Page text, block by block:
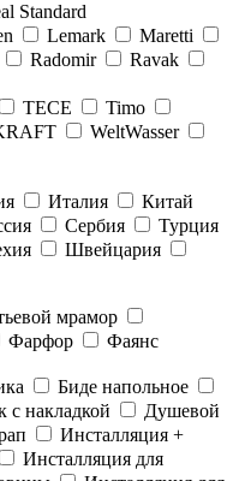
Standard
Lemark
Maretti
Radomir
Ravak
TECE
Timo
WeltWasser
Италия
Китай
Сербия
Турция
Швейцария
мрамор
Фарфор
Фаянс
Биде напольное
с накладкой
Душевой
Инсталляция +
Инсталляция для